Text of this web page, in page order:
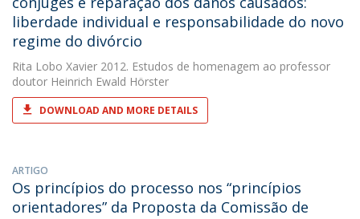
liberdade individual e responsabilidade do novo
regime do divórcio
Rita Lobo Xavier 2012. Estudos de homenagem ao professor
doutor Heinrich Ewald Hörster
DOWNLOAD AND MORE DETAILS
ARTIGO
Os princípios do processo nos “princípios
orientadores” da Proposta da Comissão de